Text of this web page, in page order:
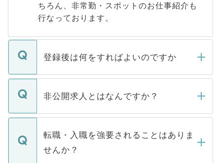
ちろん、非常勤・スポットのお仕事紹介も
行なっております。
登録後は何をすればよいのですか
ご登録いただきましたら、弊社担当者がご
登録内容を確認し、その後メールもしくは
ます。通常、5営業日以内にはご連絡をせて
いただきますので、しばらくお待ちくださ
非公開求人とはなんですか？
マイナビDOCTORで取り扱っている求人の
うち約3割は、Webサイトからご覧いただ
けない「非公開求人」です。非公開求人は
下記の理由によって、一般には公開してい
転職・入職を強要されることはありま
せんか？